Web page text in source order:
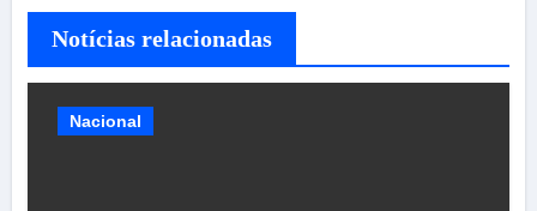
Notícias relacionadas
Nacional